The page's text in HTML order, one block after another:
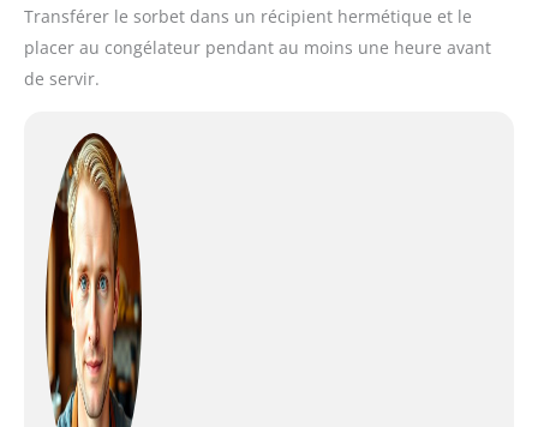
Transférer le sorbet dans un récipient hermétique et le
placer au congélateur pendant au moins une heure avant
de servir.